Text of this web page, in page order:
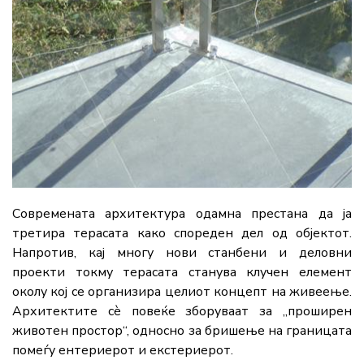
Современата архитектура одамна престана да ја
третира терасата како спореден дел од објектот.
Напротив, кај многу нови станбени и деловни
проекти токму терасата станува клучен елемент
околу кој се организира целиот концепт на живеење.
Архитектите сè повеќе зборуваат за „проширен
животен простор“, односно за бришење на границата
помеѓу ентериерот и екстериерот.